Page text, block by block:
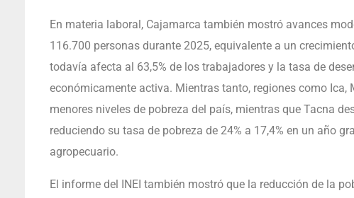
En materia laboral, Cajamarca también mostró avances
116.700 personas durante 2025, equivalente a un
todavía afecta al 63,5% de los trabajadores y la tasa de
económicamente activa. Mientras tanto, regiones como Ica,
menores niveles de pobreza del país, mientras que Tacna
reduciendo su tasa de pobreza de 24% a 17,4% en un año
agropecuario.
El informe del INEI también mostró que la reducción de la